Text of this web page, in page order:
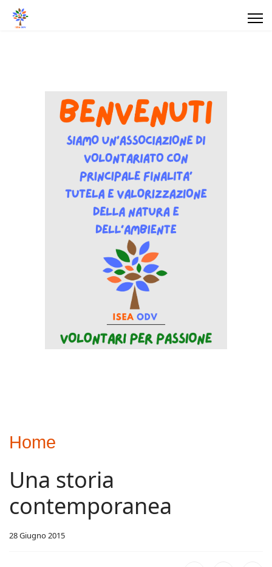
Home
Una storia
contemporanea
28 Giugno 2015